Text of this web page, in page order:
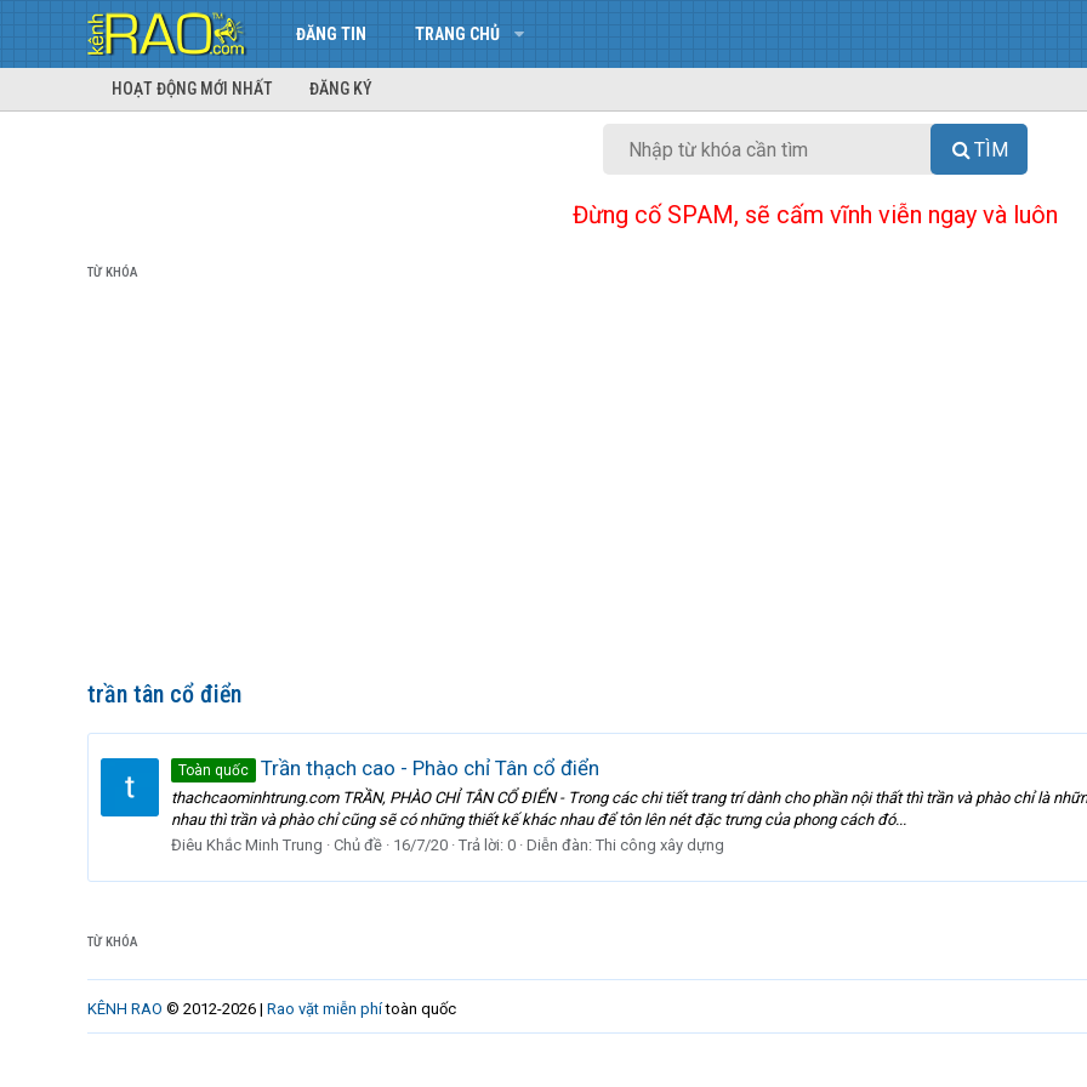
ĐĂNG TIN TRANG CHỦ
HOẠT ĐỘNG MỚI NHẤT ĐĂNG KÝ
TÌM
Đừng cố SPAM, sẽ cấm vĩnh viễn ngay và luôn
TỪ KHÓA
trần tân cổ điển
Toàn quốc Trần thạch cao - Phào chỉ Tân cổ điển
thachcaominhtrung.com TRẦN, PHÀO CHỈ TÂN CỔ ĐIỂN - Trong các chi tiết trang trí dành cho phần nội thất thì trần và phào chỉ là
nhau thì trần và phào chỉ cũng sẽ có những thiết kế khác nhau để tôn lên nét đặc trưng của phong cách đó...
Điêu Khắc Minh Trung
Chủ đề 16/7/20 Trả lời: 0 Diễn đàn: Thi công xây dựng
TỪ KHÓA
KÊNH RAO © 2012-2026 | Rao vặt miễn phítoàn quốc